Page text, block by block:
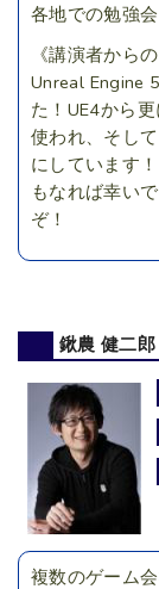
各地での勉強
《講演者から
Unreal Engine
た！UE4から
使われ、そし
にしています
もなれば幸い
ぞ！
鍬農 健二郎
複数のゲーム